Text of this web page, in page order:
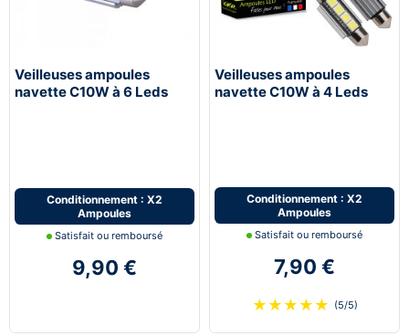
Veilleuses ampoules
navette C10W à 6 Leds
Conditionnement : X2
Ampoules
Satisfait ou remboursé
9,90 €
Veilleuses ampoules
navette C10W à 4 Leds
Conditionnement : X2
Ampoules
Satisfait ou remboursé
7,90 €
★ ★ ★ ★ ★ (5/5)